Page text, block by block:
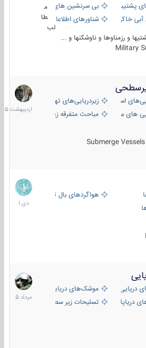
بی سرنشین های دریایی
خاکی و نیروبرشناورهای اطلاعاتی و جاسوسی
طا
لب
و رزمناوها و ناوشکنها و ...
Military
استراتژیکزیردریایی‌های تهاجمی
های سبک
مباحث متفرقه زیرسطحی
Submerge
31
1405
هواگردهای بال ثابت
12
دی
1401
موشک‌های دریایی
دریاپایه
تسلیحات زیر سطحی
2
مرداد
1405